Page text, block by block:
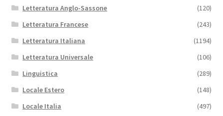
Letteratura Anglo-Sassone
(120)
Letteratura Francese
(243)
Letteratura Italiana
(1194)
Letteratura Universale
(106)
Linguistica
(289)
Locale Estero
(148)
Locale Italia
(497)